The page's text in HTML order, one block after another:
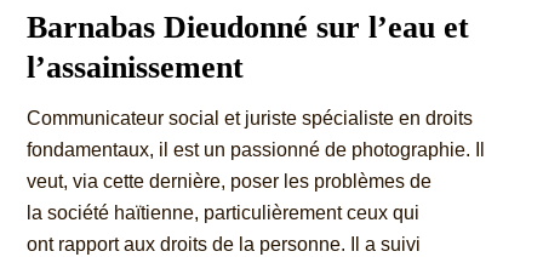
Barnabas Dieudonné sur l’eau et
l’assainissement
Communicateur social et juriste spécialiste en droits
fondamentaux, il est un passionné de photographie. Il
veut, via cette dernière, poser les problèmes de
la société haïtienne, particulièrement ceux qui
ont rapport aux droits de la personne. Il a suivi